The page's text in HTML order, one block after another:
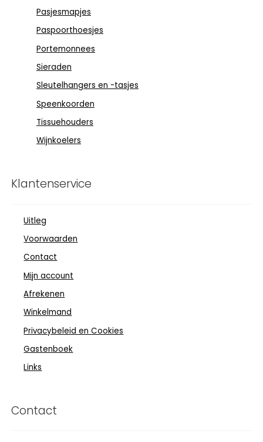
Pasjesmapjes
Paspoorthoesjes
Portemonnees
Sieraden
Sleutelhangers en -tasjes
Speenkoorden
Tissuehouders
Wijnkoelers
Klantenservice
Uitleg
Voorwaarden
Contact
Mijn account
Afrekenen
Winkelmand
Privacybeleid en Cookies
Gastenboek
Links
Contact